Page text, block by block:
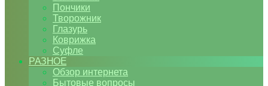
Пончики
Творожник
Глазурь
Коврижка
Суфле
РАЗНОЕ
Обзор интернета
Бытовые вопросы